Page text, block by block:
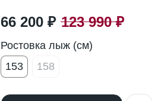
66 200 ₽ 123 990 ₽
Ростовка лыж (см)
153
158